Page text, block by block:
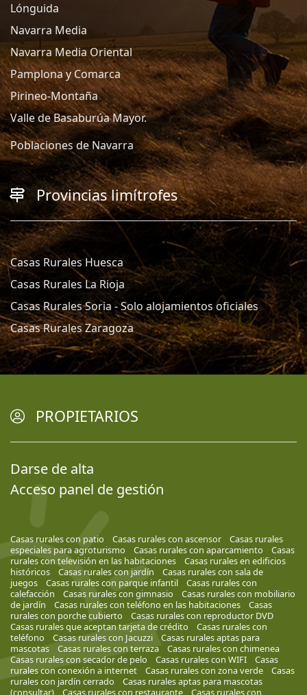
Lónguida
Navarra Media
Navarra Media Oriental
Pamplona y Comarca
Pirineo-Montaña
Valle de Basaburúa Mayor.
Poblaciones de Navarra
Provincias limítrofes
Casas Rurales Huesca
Casas Rurales La Rioja
Casas Rurales Soria - Solo alojamientos oficiales
Casas Rurales Zaragoza
PROPIETARIOS
Darse de alta
Acceso panel de gestión
Casas rurales con patio Casas rurales con ascensor
Casas rurales
especiales para agroturismo
Casas rurales con aparcamiento
Casas
rurales con televisión en las habitaciones
Casas rurales en edificios
históricos
Casas rurales con jardín
Casas rurales con sala de
juegos
Casas rurales con parque infantil
Casas rurales con
calefacción
Casas rurales con gimnasio
Casas rurales con mobiliario
de jardín
Casas rurales con teléfono en las habitaciones
Casas
rurales con porche cubierto
Casas rurales con reproductor DVD
Casas rurales que aceptan tarjeta de crédito
Casas rurales con
teléfono
Casas rurales con Jacuzzi
Casas rurales aptas para
mascotas
Casas rurales con terraza
Casas rurales con chimenea
Casas rurales con secador de pelo
Casas rurales con WIFI
Casas
rurales con conexión a internet
Casas rurales con zona verde
Casas
rurales con jardín cerrado
Casas rurales aptas para mascotas
(consultar)
Casas rurales con restaurante Casas rurales con